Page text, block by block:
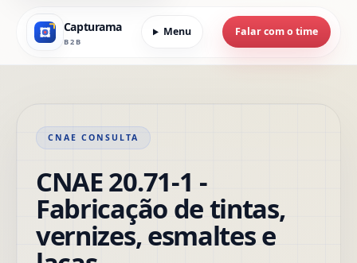
Capturama
B2B
Menu Falar com o time
CNAE CONSULTA
CNAE 20.71-1 -
Fabricação de tintas,
vernizes, esmaltes e